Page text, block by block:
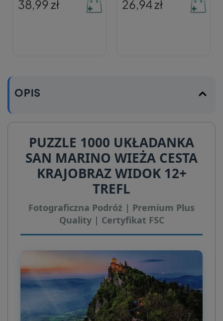
38,99 zł 26,94 zł
OPIS
PUZZLE 1000 UKŁADANKA
SAN MARINO WIEŻA CESTA
KRAJOBRAZ WIDOK 12+
TREFL
Fotograficzna Podróż | Premium Plus
Quality | Certyfikat FSC